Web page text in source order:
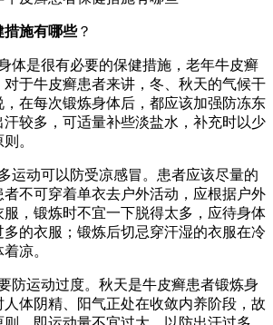
措施有哪些？
体是很有必要的保健措施，老年牛皮癣
于牛皮癣患者来讲，冬、秋天的气候干
在每次锻炼身体后，都应该加强防冻东
较多，可适量补些淡盐水，补充时以少
。
运动可以防受凉感冒。患者应该尽量的
不可穿着单衣去户外活动，应根据户外
，锻炼时不宜一下脱得太多，应待身体
的衣服；锻炼后切忌穿汗湿的衣服在冷
凉。
防运动过度。秋天是牛皮癣患者锻炼身
体阴精、阳气正处在收敛内养阶段，故